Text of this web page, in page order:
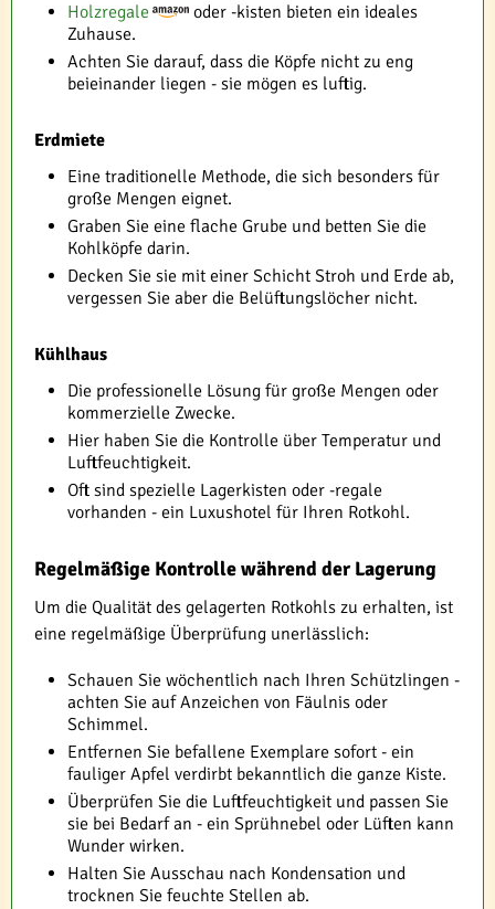
Holzregale
oder -kisten bieten ein ideales
Zuhause.
Achten Sie darauf, dass die Köpfe nicht zu eng
beieinander liegen - sie mögen es luftig.
Erdmiete
Eine traditionelle Methode, die sich besonders für
große Mengen eignet.
Graben Sie eine flache Grube und betten Sie die
Kohlköpfe darin.
Decken Sie sie mit einer Schicht Stroh und Erde ab,
vergessen Sie aber die Belüftungslöcher nicht.
Kühlhaus
Die professionelle Lösung für große Mengen oder
kommerzielle Zwecke.
Hier haben Sie die Kontrolle über Temperatur und
Luftfeuchtigkeit.
Oft sind spezielle Lagerkisten oder -regale
vorhanden - ein Luxushotel für Ihren Rotkohl.
Regelmäßige Kontrolle während der Lagerung
Um die Qualität des gelagerten Rotkohls zu erhalten, ist
eine regelmäßige Überprüfung unerlässlich:
Schauen Sie wöchentlich nach Ihren Schützlingen -
achten Sie auf Anzeichen von Fäulnis oder
Schimmel.
Entfernen Sie befallene Exemplare sofort - ein
fauliger Apfel verdirbt bekanntlich die ganze Kiste.
Überprüfen Sie die Luftfeuchtigkeit und passen Sie
sie bei Bedarf an - ein Sprühnebel oder Lüften kann
Wunder wirken.
Halten Sie Ausschau nach Kondensation und
trocknen Sie feuchte Stellen ab.